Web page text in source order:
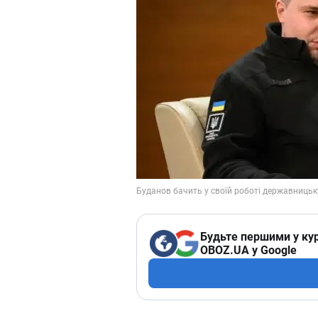
Будьте першими у
OBOZ.UA у Google